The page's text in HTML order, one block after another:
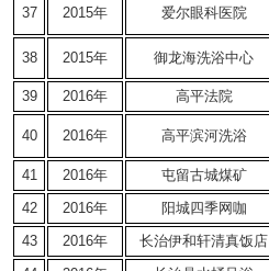
37 2015年 爱尔眼科医院
38 2015年 御龙海洗浴中心
39 2016年 高平法院
40 2016年 高平滨河洗浴
41 2016年 屯留古城煤矿
42
2016年 阳城四季网咖
43
2016年 长治伊和轩清真饭店